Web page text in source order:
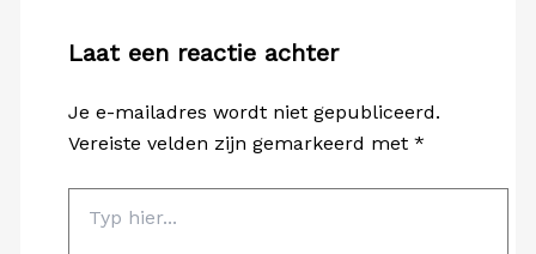
Laat een reactie achter
Je e-mailadres wordt niet gepubliceerd.
Vereiste velden zijn gemarkeerd met *
hier...